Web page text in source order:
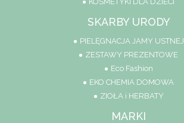
SKARBY URODY
PIELĘGNACJA JAMY USTNEJ
ZESTAWY PREZENTOWE
Eco Fashion
EKO CHEMIA DOMOWA
ZIOŁA i HERBATY
MARKI